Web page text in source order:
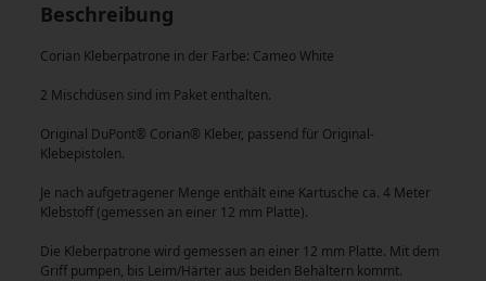
Beschreibung
Corian Kleberpatrone in der Farbe: Cameo White
2 Mischdüsen sind im Paket enthalten.
Original DuPont® Corian® Kleber, passend für Original-
Klebepistolen.
Je nach aufgetragener Menge enthält eine Kartusche ca. 4 Meter
Klebstoff (gemessen an einer 12 mm Platte).
Die Kleberpatrone wird gemessen an einer 12 mm Platte. Mit dem
Griff pumpen, bis Leim/Härter aus beiden Behältern kommt.